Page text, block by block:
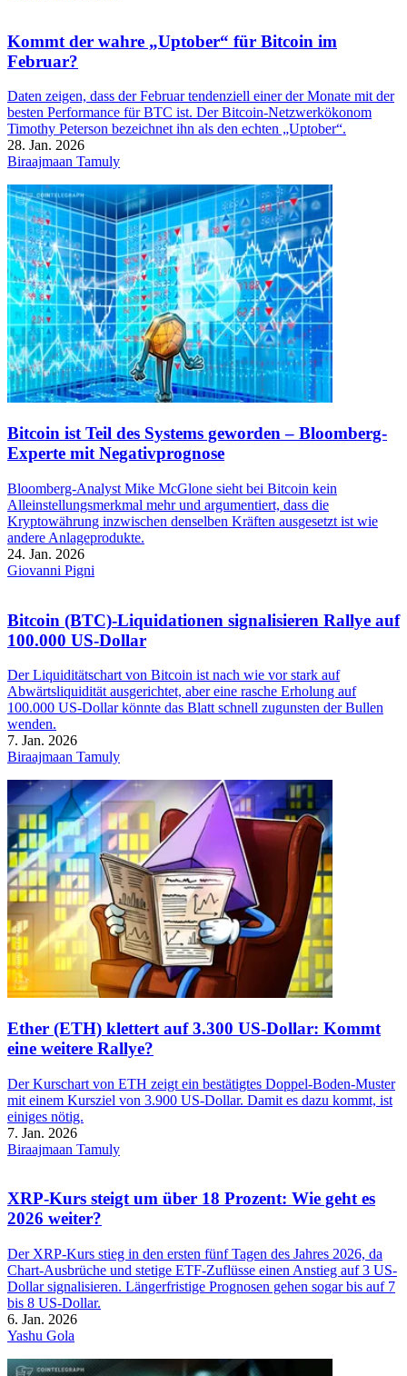
Kommt der wahre „Uptober“ für Bitcoin im
Februar?
Daten zeigen, dass der Februar tendenziell einer der Monate mit der
besten Performance für BTC ist. Der Bitcoin-Netzwerkökonom
Timothy Peterson bezeichnet ihn als den echten „Uptober“.
28. Jan. 2026
Biraajmaan Tamuly
Bitcoin ist Teil des Systems geworden – Bloomberg-
Experte mit Negativprognose
Bloomberg-Analyst Mike McGlone sieht bei Bitcoin kein
Alleinstellungsmerkmal mehr und argumentiert, dass die
Kryptowährung inzwischen denselben Kräften ausgesetzt ist wie
andere Anlageprodukte.
24. Jan. 2026
Giovanni Pigni
Bitcoin (BTC)-Liquidationen signalisieren Rallye auf
100.000 US-Dollar
Der Liquiditätschart von Bitcoin ist nach wie vor stark auf
Abwärtsliquidität ausgerichtet, aber eine rasche Erholung auf
100.000 US-Dollar könnte das Blatt schnell zugunsten der Bullen
wenden.
7. Jan. 2026
Biraajmaan Tamuly
Ether (ETH) klettert auf 3.300 US-Dollar: Kommt
eine weitere Rallye?
Der Kurschart von ETH zeigt ein bestätigtes Doppel-Boden-Muster
mit einem Kursziel von 3.900 US-Dollar. Damit es dazu kommt, ist
einiges nötig.
7. Jan. 2026
Biraajmaan Tamuly
XRP-Kurs steigt um über 18 Prozent: Wie geht es
2026 weiter?
Der XRP-Kurs stieg in den ersten fünf Tagen des Jahres 2026, da
Chart-Ausbrüche und stetige ETF-Zuflüsse einen Anstieg auf 3 US-
Dollar signalisieren. Längerfristige Prognosen gehen sogar bis auf 7
bis 8 US-Dollar.
6. Jan. 2026
Yashu Gola